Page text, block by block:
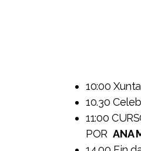
10:00
10.30
11:00
PORANA
Nº 7 HARMONÍAS